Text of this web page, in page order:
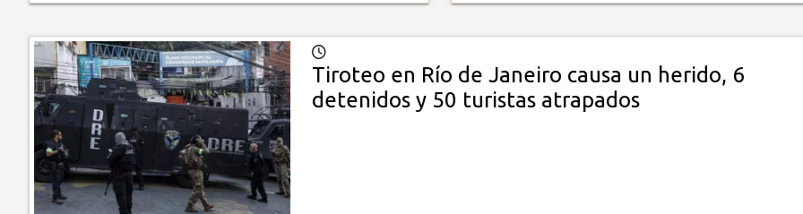
Tiroteo en Río de Janeiro causa un herido, 6
detenidos y 50 turistas atrapados